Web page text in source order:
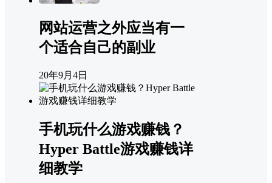
网站运营之外应当有一
个适合自己的副业
20年9月4日
手机玩什么游戏赚钱？
Hyper Battle游戏赚钱详
细教学